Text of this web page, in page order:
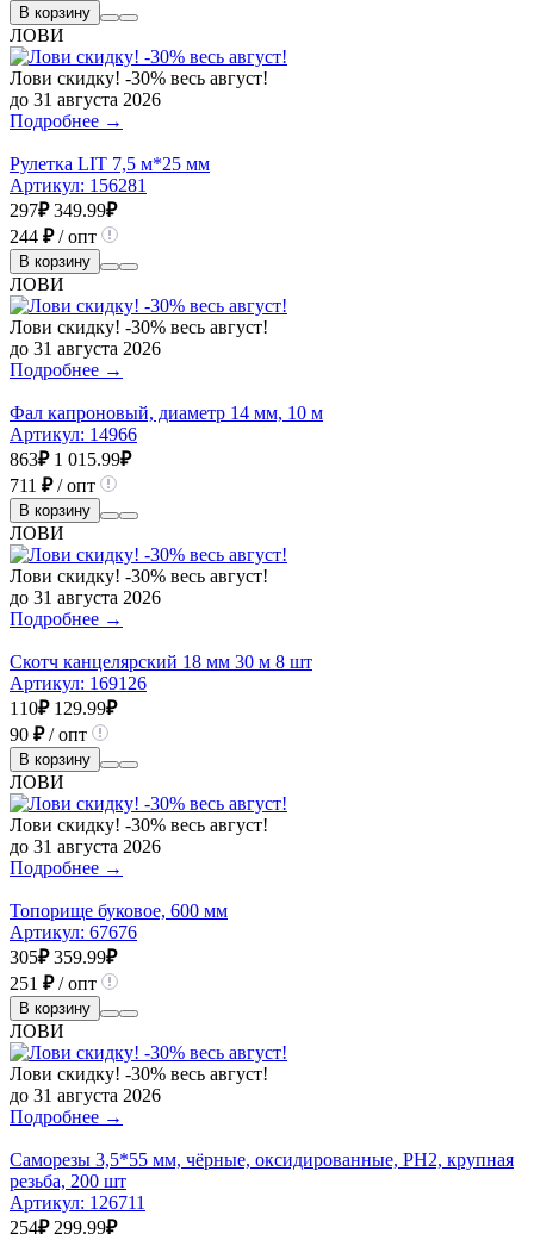
В корзину
ЛОВИ
Лови скидку! -30% весь август!
до 31 августа 2026
Подробнее →
Рулетка LIT 7,5 м*25 мм
Артикул: 156281
297₽ 349.99₽
244 ₽/ опт
В корзину
ЛОВИ
Лови скидку! -30% весь август!
до 31 августа 2026
Подробнее →
Фал капроновый, диаметр 14 мм, 10 м
Артикул: 14966
863₽ 1 015.99₽
711 ₽/ опт
В корзину
ЛОВИ
Лови скидку! -30% весь август!
до 31 августа 2026
Подробнее →
Скотч канцелярский 18 мм 30 м 8 шт
Артикул: 169126
110₽ 129.99₽
90 ₽/ опт
В корзину
ЛОВИ
Лови скидку! -30% весь август!
до 31 августа 2026
Подробнее →
Топорище буковое, 600 мм
Артикул: 67676
305₽ 359.99₽
251 ₽/ опт
В корзину
ЛОВИ
Лови скидку! -30% весь август!
до 31 августа 2026
Подробнее →
Саморезы 3,5*55 мм, чёрные, оксидированные, РН2, крупная
резьба, 200 шт
Артикул: 126711
254₽ 299.99₽